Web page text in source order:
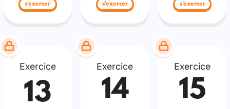
s'exercer s'exercer s'exercer
Exercice
13
Exercice
14
Exercice
15